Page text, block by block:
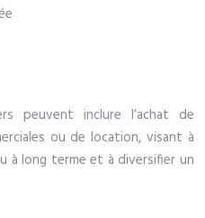
peuvent inclure l’achat de
ou de location, visant à
à long terme et à diversifier un